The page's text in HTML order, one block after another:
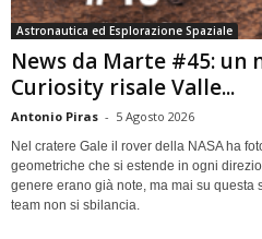
Astronautica ed Esplorazione Spaziale
News da Marte #45: un
Curiosity risale Valle...
Antonio Piras - 5 Agosto 2026
Nel cratere Gale il rover della NASA ha
geometriche che si estende in ogni
genere erano già note, ma mai su questa
team non si sbilancia.